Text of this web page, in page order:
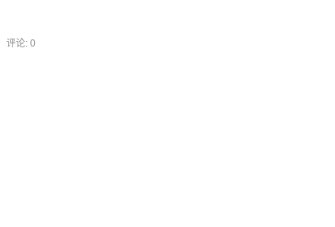
评论: 0